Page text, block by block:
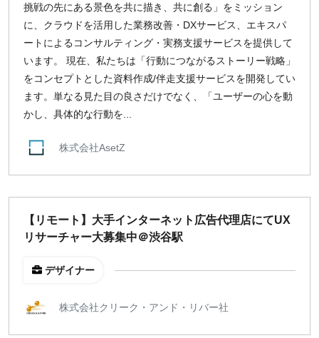
挑戦の先にある景色を共に描き、共に創る」をミッション
に、クラウドを活用した業務改善・DXサービス、エキスパ
ートによるコンサルティング・実務支援サービスを提供して
います。 現在、私たちは「行動につながるストーリー戦略」
をコンセプトとした資料作成/伴走支援サービスを開発してい
ます。単なる見た目の良さだけでなく、「ユーザーの心を動
かし、具体的な行動を...
株式会社AsetZ
【リモート】大手インターネット広告代理店にてUX
リサーチャー大募集中＠渋谷駅
デザイナー
株式会社クリーク・アンド・リバー社